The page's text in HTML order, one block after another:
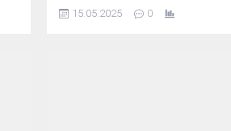
ayına göre %1,8 arttı.
15.05.2025 0